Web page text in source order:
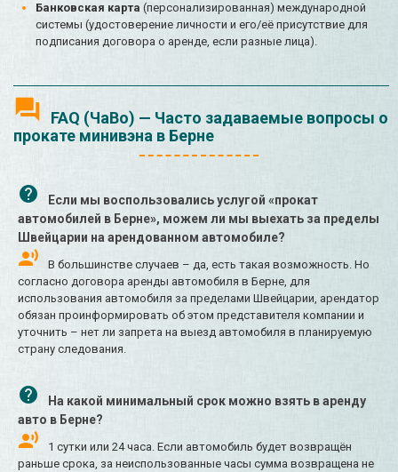
Банковская карта (персонализированная) международной
системы (удостоверение личности и его/её присутствие для
подписания договора о аренде, если разные лица).
FAQ (ЧаВо) — Часто задаваемые вопросы о
прокате минивэна в Берне
Если мы воспользовались услугой «прокат
автомобилей в Берне», можем ли мы выехать за пределы
Швейцарии на арендованном автомобиле?
В большинстве случаев – да, есть такая возможность. Но
согласно договора аренды автомобиля в Берне, для
использования автомобиля за пределами Швейцарии, арендатор
обязан проинформировать об этом представителя компании и
уточнить – нет ли запрета на выезд автомобиля в планируемую
страну следования.
На какой минимальный срок можно взять в аренду
авто в Берне?
1 сутки или 24 часа. Если автомобиль будет возвращён
раньше срока, за неиспользованные часы сумма возвращена не